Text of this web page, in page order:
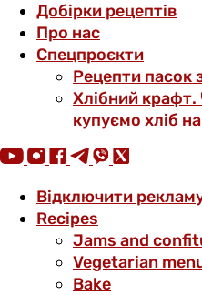
Добірки рецептів
Про нас
Спецпроєкти
Рецепти пасок
Хлібний
купуємо хліб
Відключити
Recipes
Jams and
Vegetarian
Bake